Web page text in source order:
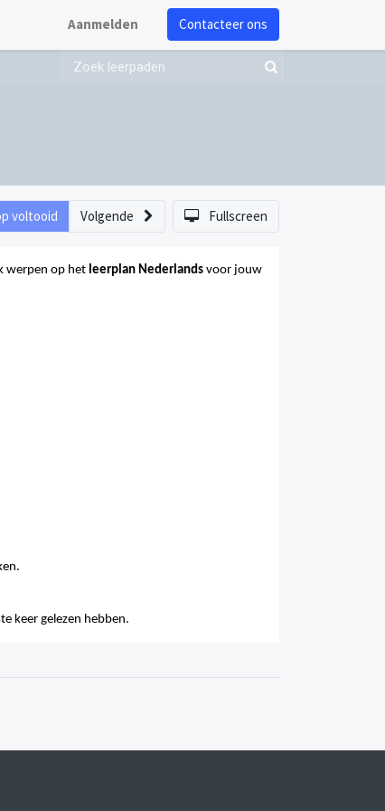
Aanmelden Contacteer ons
voltooid Volgende Fullscreen
werpen op het leerplan Nederlands voor jouw
keer gelezen hebben.